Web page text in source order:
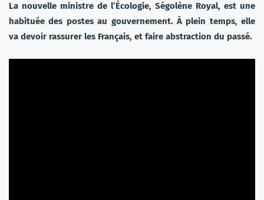
La nouvelle ministre de l’Écologie, Ségolène Royal, est une
habituée des postes au gouvernement. À plein temps, elle
va devoir rassurer les Français, et faire abstraction du passé.